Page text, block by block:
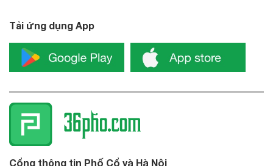
Tải ứng dụng App
Cổng thông tin Phố Cổ và Hà Nội